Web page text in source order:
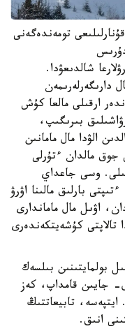
تومەندەگەنى
شالدىعۋدا.
دارىگەرلەرىمەن
ارقىلى مالعا كۇش
كەرەك. نەگىزى 2-3 شارۋاشىلىق بىرىگىپ،
الۋدا مال مامانىن
جوق مالدان ءتۇرلى
وسى جاعداي
بارلىق مالىنا اۋرۋ
اۋىل مال ماماندارى
تالاپتى كۇشەيتكەندەرى
بولمايتىنىن بىلسەك
جايىن قامداپ، كەز
تابيعاتتىڭ
انىق.